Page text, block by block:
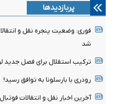
پربازدیدها
فوری: وضعیت پنجره نقل و
شد
ترکیب استقلال برای فصل جدید
رودری با بارسلونا به توافق رسید!
آخرین اخبار نقل و انتقالات